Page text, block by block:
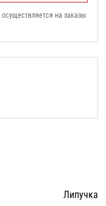
Липучка
на заказы